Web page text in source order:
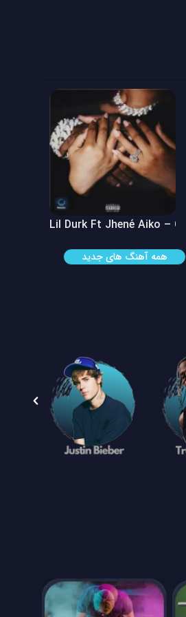
Lil Durk Ft Jhené Aiko –
همه آهنگ های جدید